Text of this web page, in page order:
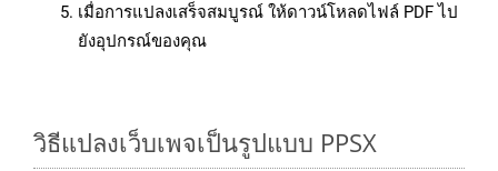
เมื่อการแปลงเสร็จสมบูรณ์ ให้ดาวน์โหลดไฟล์ PDF ไป
ยังอุปกรณ์ของคุณ
วิธีแปลงเว็บเพจเป็นรูปแบบ PPSX